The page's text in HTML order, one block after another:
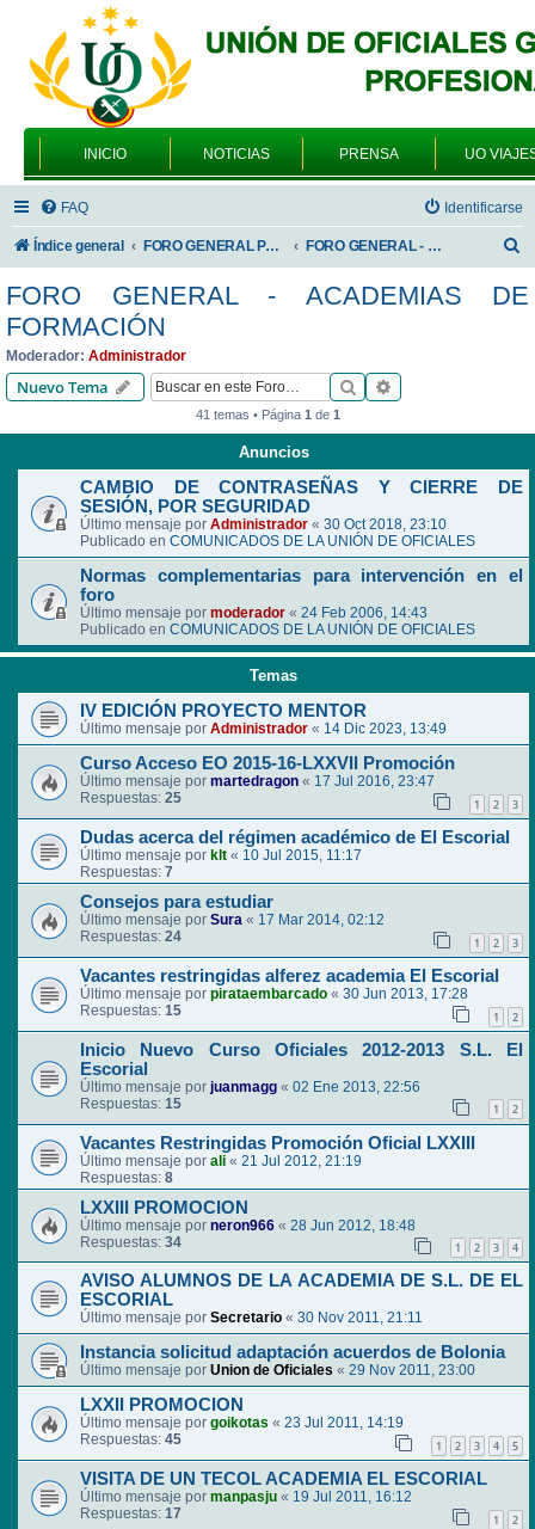
INICIO NOTICIAS PRENSA UO
FAQ Identificarse
Índice general FORO GENERAL PARA TODOS LOS USUARIOS FORO GENERAL - ACADEMIAS DE FORMACIÓN
s
FORO GENERAL - ACADEMIAS DE
FORMACIÓN
Moderador: Administrador
Nuevo Tema Buscar
41 temas • Página 1de 1
Anuncios
CAMBIO DE CONTRASEÑAS Y CIERRE DE
SESIÓN, POR SEGURIDAD
Último mensaje por Administrador « 30 Oct 2018, 23:10
Publicado en COMUNICADOS DE LA UNIÓN DE OFICIALES
Normas complementarias para intervención en el
foro
Último mensaje por moderador « 24 Feb 2006, 14:43
Publicado en COMUNICADOS DE LA UNIÓN DE OFICIALES
Temas
IV EDICIÓN PROYECTO MENTOR
Último mensaje por Administrador « 14 Dic 2023, 13:49
Curso Acceso EO 2015-16-LXXVII Promoción
Último mensaje por martedragon « 17 Jul 2016, 23:47
Respuestas: 25 1 2 3
Dudas acerca del régimen académico de El Escorial
Último mensaje por klt « 10 Jul 2015, 11:17
Respuestas: 7
Consejos para estudiar
Último mensaje por Sura « 17 Mar 2014, 02:12
Respuestas: 24 1 2 3
Vacantes restringidas alferez academia El Escorial
Último mensaje por pirataembarcado « 30 Jun 2013, 17:28
Respuestas: 15 1 2
Inicio Nuevo Curso Oficiales 2012-2013 S.L. El
Escorial
Último mensaje por juanmagg « 02 Ene 2013, 22:56
Respuestas: 15 1 2
Vacantes Restringidas Promoción Oficial LXXIII
Último mensaje por ali « 21 Jul 2012, 21:19
Respuestas: 8
LXXIII PROMOCION
Último mensaje por neron966 « 28 Jun 2012, 18:48
Respuestas: 34 1 2 3 4
AVISO ALUMNOS DE LA ACADEMIA DE S.L. DE EL
ESCORIAL
Último mensaje por Secretario « 30 Nov 2011, 21:11
Instancia solicitud adaptación acuerdos de Bolonia
Último mensaje por Union de Oficiales « 29 Nov 2011, 23:00
LXXII PROMOCION
Último mensaje por goikotas « 23 Jul 2011, 14:19
Respuestas: 45 1 2 3 4 5
VISITA DE UN TECOL ACADEMIA EL ESCORIAL
Último mensaje por manpasju « 19 Jul 2011, 16:12
Respuestas: 17 1 2